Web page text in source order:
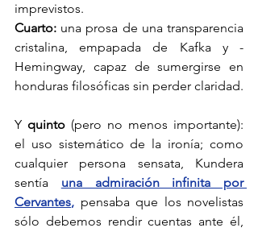
imprevistos.
Cuarto: una prosa de una transparencia
cristalina, empapada de Kafka y ­
Hemingway, capaz de sumergirse en
Y quinto (pero no menos importante):
el uso sistemático de la ironía; como
cualquier persona sensata, Kundera
sentía una admiración infinita por
Cervantes, pensaba que los novelistas
sólo debemos rendir cuentas ante él,